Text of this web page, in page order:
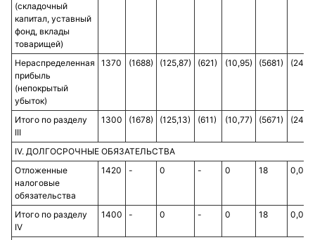
(складочный
капитал, уставный
фонд, вклады
товарищей)
Нераспределенная
прибыль
(непокрытый
убыток)
1370 (1688) (125,87) (621) (10,95) (5681)
Итого по разделу
III
1300 (1678) (125,13) (611) (10,77) (5671)
IV. ДОЛГОСРОЧНЫЕ ОБЯЗАТЕЛЬСТВА
Отложенные
налоговые
обязательства
1420 - 0 - 0 18 0,07
Итого по разделу
IV
1400 - 0 - 0 18 0,07